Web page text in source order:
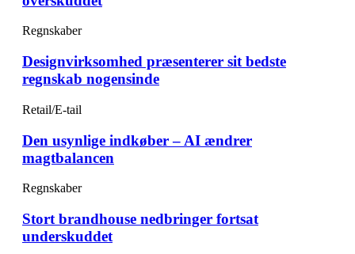
Regnskaber
Designvirksomhed præsenterer sit bedste
regnskab nogensinde
Retail/E-tail
Den usynlige indkøber – AI ændrer
magtbalancen
Regnskaber
Stort brandhouse nedbringer fortsat
underskuddet